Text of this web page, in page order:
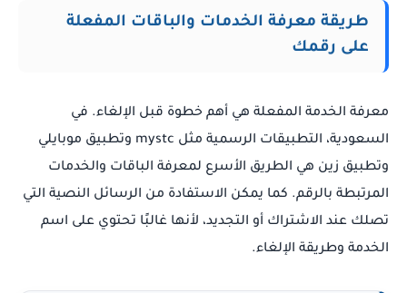
طريقة معرفة الخدمات والباقات المفعلة
على رقمك
معرفة الخدمة المفعلة هي أهم خطوة قبل الإلغاء. في
السعودية، التطبيقات الرسمية مثل mystc وتطبيق موبايلي
وتطبيق زين هي الطريق الأسرع لمعرفة الباقات والخدمات
المرتبطة بالرقم. كما يمكن الاستفادة من الرسائل النصية التي
تصلك عند الاشتراك أو التجديد، لأنها غالبًا تحتوي على اسم
الخدمة وطريقة الإلغاء.